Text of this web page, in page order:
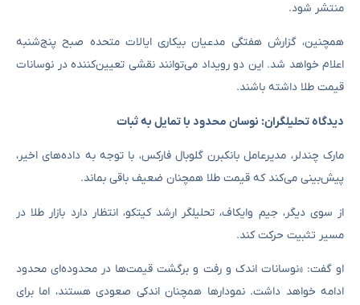
منتشر شود.
همچنین، گزارش هفتگی مدعیان بیکاری ایالات متحده صبح پنج‌شنبه
اعلام خواهد شد. این دو رویداد می‌توانند نقشی تعیین‌کننده در نوسانات
قیمت طلا داشته باشند.
دیدگاه تحلیلگران: نوسان محدود با تمایل به ثبات
مارک چندلر، مدیرعامل بانکبرن گلوبال فارکس، با توجه به داده‌های اخیر،
پیش‌بینی می‌کند که قیمت طلا همچنان ضعیف باقی بماند.
از سوی دیگر، جیم وایکاف، تحلیلگر ارشد کیتکو، انتظار دارد بازار طلا در
مسیر تثبیت حرکت کند.
او گفت: «نوسانات اندک و رفت و برگشت قیمت‌ها در محدوده‌ای محدود
ادامه خواهد داشت. نمودارها همچنان اندکی صعودی هستند، اما برای